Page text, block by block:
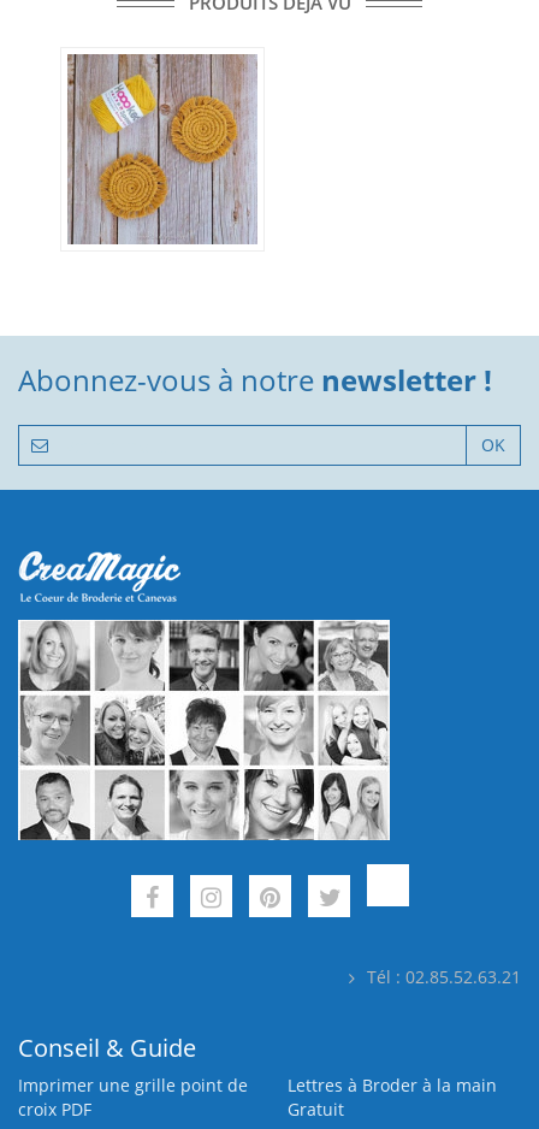
Abonnez-vous à notre newsletter !
OK
Tél : 02.85.52.63.21
Conseil & Guide
Imprimer une grille point de
croix PDF
Lettres à Broder à la main
Gratuit